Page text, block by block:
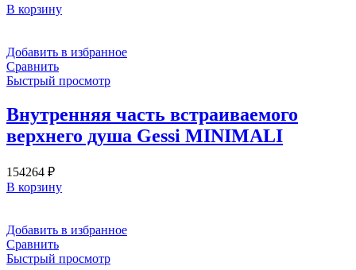
В корзину
Добавить в избранное
Сравнить
Быстрый просмотр
Внутренняя часть встраиваемого
верхнего душа Gessi MINIMALI
154264 ₽
В корзину
Добавить в избранное
Сравнить
Быстрый просмотр